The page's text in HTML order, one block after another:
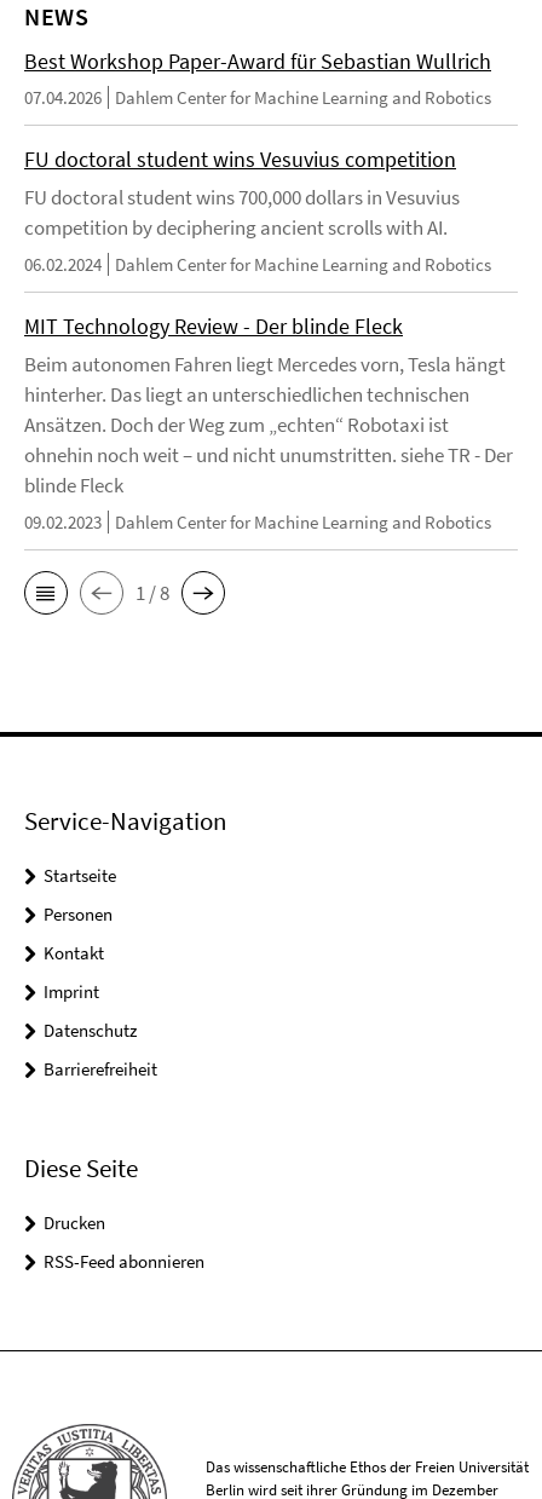
NEWS
Best Workshop Paper-Award für Sebastian Wullrich
07.04.2026 Dahlem Center for Machine Learning and Robotics
FU doctoral student wins Vesuvius competition
FU doctoral student wins 700,000 dollars in Vesuvius
competition by deciphering ancient scrolls with AI.
06.02.2024 Dahlem Center for Machine Learning and Robotics
MIT Technology Review - Der blinde Fleck
Beim autonomen Fahren liegt Mercedes vorn, Tesla hängt
hinterher. Das liegt an unterschiedlichen technischen
Ansätzen. Doch der Weg zum „echten“ Robotaxi ist
ohnehin noch weit – und nicht unumstritten. siehe TR - Der
blinde Fleck
09.02.2023 Dahlem Center for Machine Learning and Robotics
1 / 8
Service-Navigation
Startseite
Personen
Kontakt
Imprint
Datenschutz
Barrierefreiheit
Diese Seite
Drucken
RSS-Feed abonnieren
Das wissenschaftliche Ethos der Freien Universität
Berlin wird seit ihrer Gründung im Dezember